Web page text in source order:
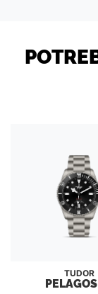
TUDOR